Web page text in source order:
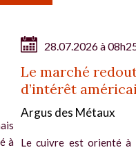
à
28.07.2026 à
Le marché
d’intérêt
Argus des Métaux
Le cuivre est orienté à